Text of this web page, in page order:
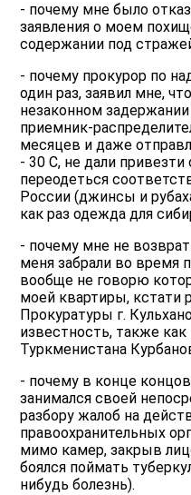
- почему мне было
заявления о моем
содержании под
- почему прокурор по
один раз, заявил мне,
незаконном
приемник-
месяцев и даже
- 30 С, не дали
переодеться
России (джинсы и
как раз одежда для
- почему мне не
меня забрали во время
вообще не говорю
моей квартиры, кстати
Прокуратуры г.
известность, также
Туркменистана
- почему в конце
занимался своей
разбору жалоб на
правоохранительных
мимо камер, закрыв
боялся поймать
нибудь болезнь).